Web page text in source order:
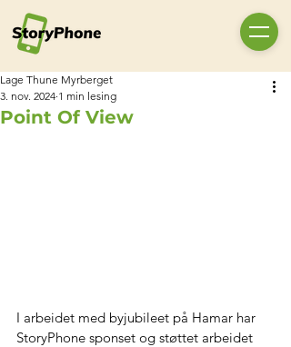
Point Of View
Lage Thune Myrberget
3. nov. 2024 1 min lesing
I arbeidet med byjubileet på Hamar har
StoryPhone sponset og støttet arbeidet